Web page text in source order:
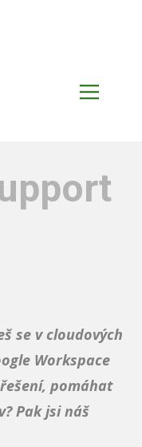
se v cloudových
Workspace
pomáhat
Pak jsi náš